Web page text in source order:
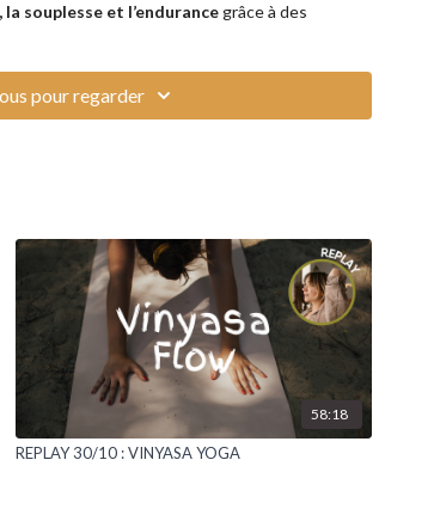
la souplesse et l’endurancegrâce à des
avec la respiration. Il aide à
pour regarder
58:18
REPLAY 30/10 : VINYASA YOGA